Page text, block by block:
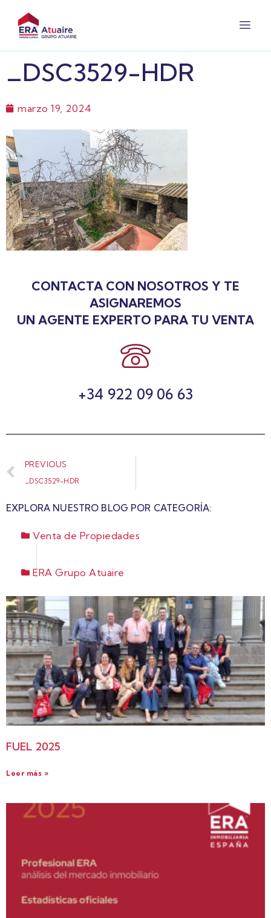
_DSC3529-HDR
marzo 19, 2024
CONTACTA CON NOSOTROS Y TE
ASIGNAREMOS
UN AGENTE EXPERTO PARA TU VENTA
+34 922 09 06 63
PREVIOUS
_DSC3529-HDR
EXPLORA NUESTRO BLOG POR CATEGORÍA:
Venta de Propiedades
ERA Grupo Atuaire
FUEL 2025
Leer más »